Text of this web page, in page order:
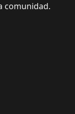
comunidad.